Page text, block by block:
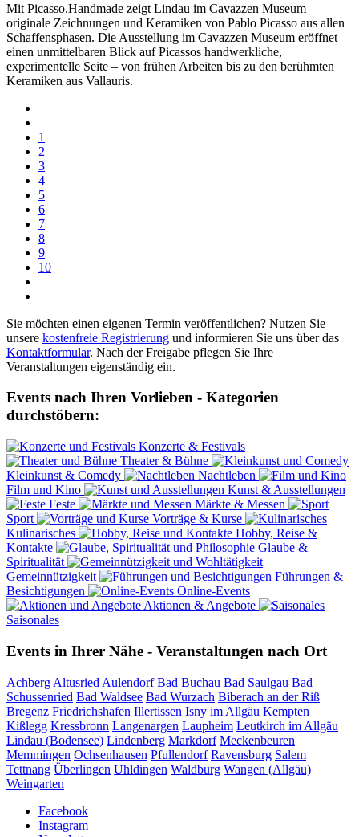
Mit Picasso.Handmade zeigt Lindau im Cavazzen Museum
originale Zeichnungen und Keramiken von Pablo Picasso aus allen
Schaffensphasen. Die Ausstellung im Cavazzen Museum eröffnet
einen unmittelbaren Blick auf Picassos handwerkliche,
experimentelle Seite – von frühen Arbeiten bis zu den berühmten
Keramiken aus Vallauris.
1
2
3
4
5
6
7
8
9
10
Sie möchten einen eigenen Termin veröffentlichen? Nutzen Sie
unsere kostenfreie Registrierung und informieren Sie uns über das
Kontaktformular. Nach der Freigabe pflegen Sie Ihre
Veranstaltungen eigenständig ein.
Events nach Ihren Vorlieben - Kategorien
durchstöbern:
Konzerte & Festivals
Theater & Bühne
Kleinkunst & Comedy
Nachtleben
Film und Kino
Kunst & Ausstellungen
Feste
Märkte & Messen
Sport
Vorträge & Kurse
Kulinarisches
Hobby, Reise &
Kontakte
Glaube &
Spiritualität
Gemeinnützigkeit
Führungen &
Besichtigungen
Online-Events
Aktionen & Angebote
Saisonales
Events in Ihrer Nähe - Veranstaltungen nach Ort
Achberg Altusried Aulendorf Bad Buchau Bad Saulgau Bad
Schussenried Bad Waldsee Bad Wurzach Biberach an der Riß
Bregenz Friedrichshafen Illertissen Isny im Allgäu Kempten
Kißlegg Kressbronn Langenargen Laupheim Leutkirch im Allgäu
Lindau (Bodensee) Lindenberg Markdorf Meckenbeuren
Memmingen Ochsenhausen Pfullendorf Ravensburg Salem
Tettnang Überlingen Uhldingen Waldburg Wangen (Allgäu)
Weingarten
Facebook
Instagram